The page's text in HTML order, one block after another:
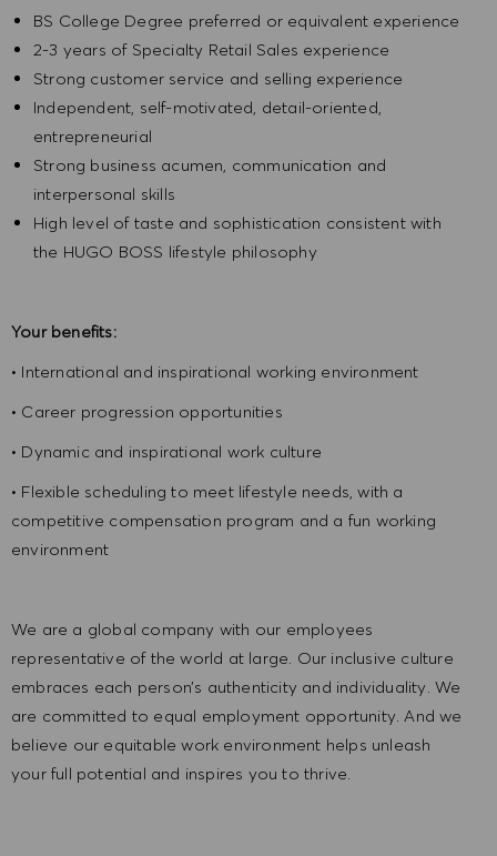
BS College Degree preferred or equivalent experience
2-3 years of Specialty Retail Sales experience
Strong customer service and selling experience
Independent, self-motivated, detail-oriented,
entrepreneurial
Strong business acumen, communication and
interpersonal skills
High level of taste and sophistication consistent with
the HUGO BOSS lifestyle philosophy
Your benefits:
• International and inspirational working environment
• Career progression opportunities
• Dynamic and inspirational work culture
• Flexible scheduling to meet lifestyle needs, with a
competitive compensation program and a fun working
environment
We are a global company with our employees
representative of the world at large. Our inclusive culture
embraces each person’s authenticity and individuality. We
are committed to equal employment opportunity. And we
believe our equitable work environment helps unleash
your full potential and inspires you to thrive.